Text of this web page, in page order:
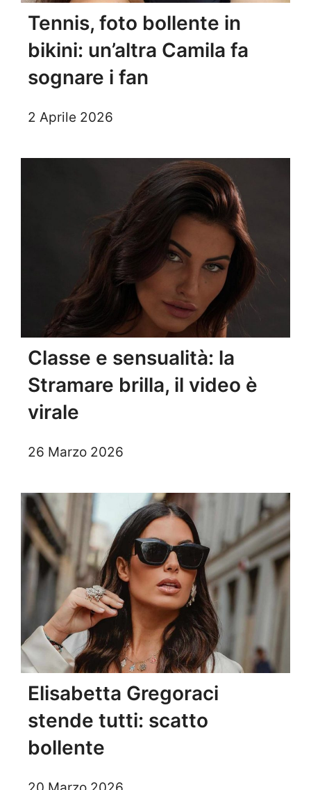
Tennis, foto bollente in
bikini: un’altra Camila fa
sognare i fan
2 Aprile 2026
Classe e sensualità: la
Stramare brilla, il video è
virale
26 Marzo 2026
Elisabetta Gregoraci
stende tutti: scatto
bollente